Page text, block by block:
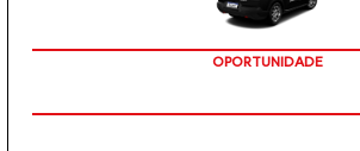
OPORTUNIDADE